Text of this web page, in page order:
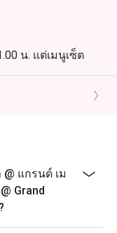
น. แต่เมนูเซ็ต
วโมงครึ่ง
จะมีค่าบริการ
นุญาตให้นั่งร่วม
4 ท่าน
แกรนด์ เม
Grand